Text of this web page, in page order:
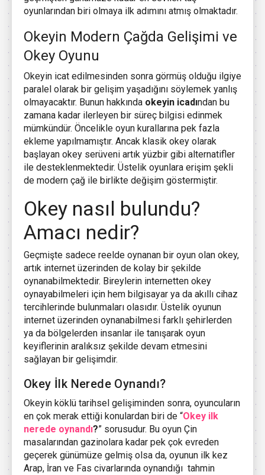
oyunlarından biri olmaya ilk adımını atmış olmaktadır.
Okeyin Modern Çağda Gelişimi ve
Okey Oyunu
Okeyin icat edilmesinden sonra görmüş olduğu ilgiye
paralel olarak bir gelişim yaşadığını söylemek yanlış
olmayacaktır. Bunun hakkında okeyin icadından bu
zamana kadar ilerleyen bir süreç bilgisi edinmek
mümkündür. Öncelikle oyun kurallarına pek fazla
ekleme yapılmamıştır. Ancak klasik okey olarak
başlayan okey serüveni artık yüzbir gibi alternatifler
ile desteklenmektedir. Üstelik oyunlara erişim şekli
de modern çağ ile birlikte değişim göstermiştir.
Okey nasıl bulundu?
Amacı nedir?
Geçmişte sadece reelde oynanan bir oyun olan okey,
artık internet üzerinden de kolay bir şekilde
oynanabilmektedir. Bireylerin internetten okey
oynayabilmeleri için hem bilgisayar ya da akıllı cihaz
tercihlerinde bulunmaları olasıdır. Üstelik oyunun
internet üzerinden oynanabilmesi farklı şehirlerden
ya da bölgelerden insanlar ile tanışarak oyun
keyiflerinin aralıksız şekilde devam etmesini
sağlayan bir gelişimdir.
Okey İlk Nerede Oynandı?
Okeyin köklü tarihsel gelişiminden sonra, oyuncuların
en çok merak ettiği konulardan biri de “Okey ilk
nerede oynandı?” sorusudur. Bu oyun Çin
masalarından gazinolara kadar pek çok evreden
geçerek günümüze gelmiş olsa da, oyunun ilk kez
Arap, İran ve Fas civarlarında oynandığı tahmin